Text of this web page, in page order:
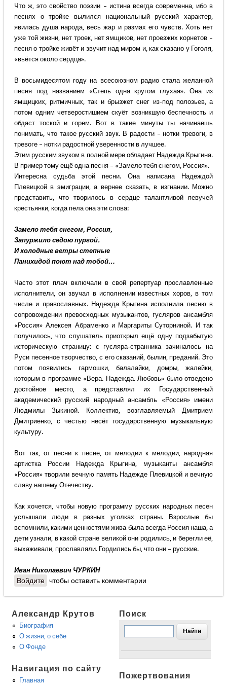
Что ж, это свойство поэзии – истина всегда современна, ибо в
песнях о тройке вылился национальный русский характер,
явилась душа народа, весь жар и размах его чувств. Хоть нет
уже той жизни, нет троек, нет ямщиков, нет проезжих корнетов –
песня о тройке живёт и звучит над миром и, как сказано у Гоголя,
«вьётся около сердца».
В восьмидесятом году на всесоюзном радио стала желанной
песня под названием «Степь одна кругом глухая». Она из
ямщицких, ритмичных, так и брызжет снег из-под полозьев, а
потом одним четверостишием скуёт возникшую беспечность и
обдаст тоской и горем. Вот в такие минуты ты начинаешь
понимать, что такое русский звук. В радости – нотки тревоги, в
тревоге – нотки радостной уверенности в лучшее.
Этим русским звуком в полной мере обладает Надежда Крыгина.
В пример тому ещё одна песня – «Замело тебя снегом, Россия».
Интересна судьба этой песни. Она написана Надеждой
Плевицкой в эмиграции, а вернее сказать, в изгнании. Можно
представить, что творилось в сердце талантливой певучей
крестьянки, когда пела она эти слова:
Замело тебя снегом, Россия,
Запуржило седою пургой.
И холодные ветры степные
Панихидой поют над тобой…
Часто этот плач включали в свой репертуар прославленные
исполнители, он звучал в исполнении известных хоров, в том
числе и православных. Надежда Крыгина исполнила песню в
сопровождении превосходных музыкантов, гусляров ансамбля
«Россия» Алексея Абраменко и Маргариты Суторниной. И так
получилось, что слушатель приоткрыл ещё одну подзабытую
историческую страницу: с гусляра-странника зачиналось на
Руси песенное творчество, с его сказаний, былин, преданий. Это
потом появились гармошки, балалайки, домры, жалейки,
которым в программе «Вера. Надежда. Любовь» было отведено
достойное место, а представлял их Государственный
академический русский народный ансамбль «Россия» имени
Людмилы Зыкиной. Коллектив, возглавляемый Дмитрием
Дмитриенко, с честью несёт государственную музыкальную
культуру.
Вот так, от песни к песне, от мелодии к мелодии, народная
артистка России Надежда Крыгина, музыканты ансамбля
«Россия» творили вечную память Надежде Плевицкой и вечную
славу нашему Отечеству.
Как хочется, чтобы новую программу русских народных песен
услышали люди в разных уголках страны. Взрослые бы
вспомнили, какими ценностями жива была всегда Россия наша, а
дети узнали, в какой стране великой они родились, и берегли её,
выхаживали, прославляли. Гордились бы, что они – русские.
Иван Николаевич ЧУРКИН
Войдите чтобы оставить комментарии
Александр Крутов
Биография
О жизни, о себе
О Фонде
Навигация по сайту
Главная
Поиск
Пожертвования